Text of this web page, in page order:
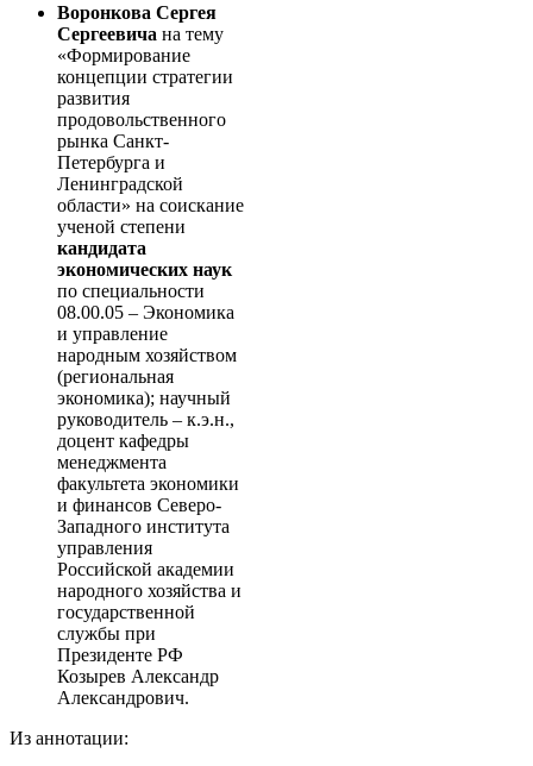
Воронкова Сергея
Сергеевича на тему
«Формирование
концепции стратегии
развития
продовольственного
рынка Санкт-
Петербурга и
Ленинградской
области» на соискание
ученой степени
кандидата
экономических наук
по специальности
08.00.05 – Экономика
и управление
народным хозяйством
(региональная
экономика); научный
руководитель – к.э.н.,
доцент кафедры
менеджмента
факультета экономики
и финансов Северо-
Западного института
управления
Российской академии
народного хозяйства и
государственной
службы при
Президенте РФ
Козырев Александр
Александрович.
Из аннотации: